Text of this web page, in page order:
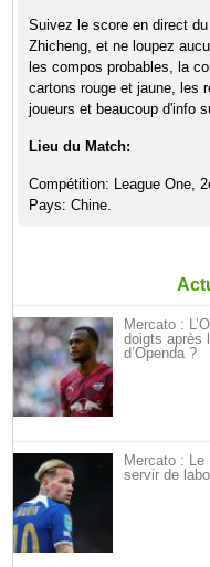
Suivez le score en direct
Zhicheng, et ne loupez
les compos probables, la
cartons rouge et jaune, les
joueurs et beaucoup d'info
Lieu du Match:
Compétition: League One,
Pays: Chine.
Mercato :
doigts après
d’Openda ?
Mercato : Le
servir de